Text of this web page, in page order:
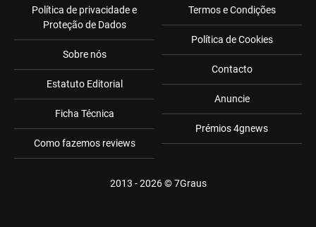
Política de privacidade e
Proteção de Dados
Sobre nós
Estatuto Editorial
Ficha Técnica
Como fazemos reviews
Termos e Condições
Política de Cookies
Contacto
Anuncie
Prémios 4gnews
2013 - 2026 ©7Graus